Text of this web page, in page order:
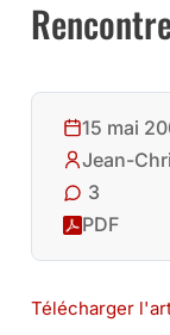
15 mai
Jean-
3
PDF
Télécharger